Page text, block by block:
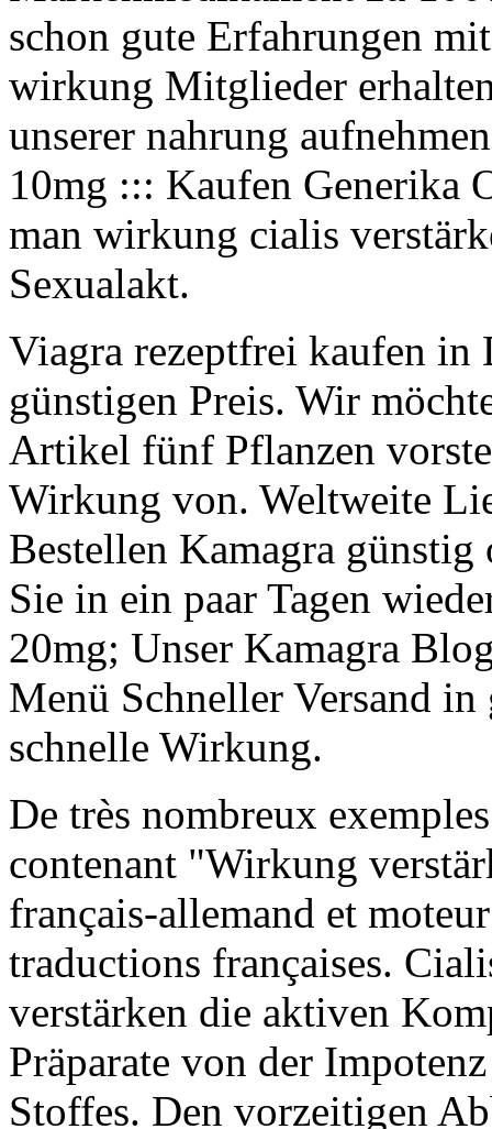
schon gute Erfahrungen
wirkung Mitglieder
unserer nahrung
10mg ::: Kaufen Generika
man wirkung cialis
Sexualakt.
Viagra rezeptfrei kaufen in
günstigen Preis. Wir
Artikel fünf Pflanzen
Wirkung von. Weltweite
Bestellen Kamagra
Sie in ein paar Tagen
20mg; Unser Kamagra
Menü Schneller Versand
schnelle Wirkung.
De très nombreux
contenant "Wirkung
français-allemand et
traductions françaises.
verstärken die aktiven
Präparate von der
Stoffes. Den vorzeitigen